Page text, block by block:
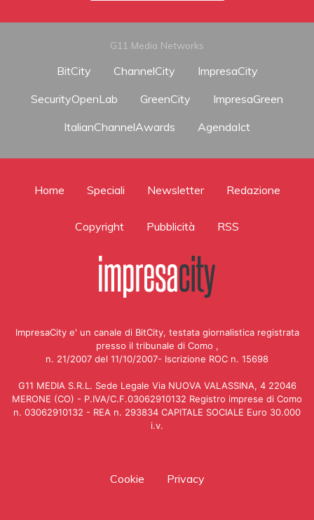
G11 Media Networks
BitCity ChannelCity
ImpresaCity
SecurityOpenLab
GreenCity
ImpresaGreen
ItalianChannelAwards
AgendaIct
Home Speciali Newsletter Redazione
Copyright Pubblicità RSS
ImpresaCity e' un canale di BitCity, testata giornalistica registrata
presso il tribunale di Como ,
n. 21/2007 del 11/10/2007- Iscrizione ROC n. 15698
G11 MEDIA S.R.L. Sede Legale Via NUOVA VALASSINA, 4 22046
MERONE (CO) - P.IVA/C.F.03062910132 Registro imprese di Como
n. 03062910132 - REA n. 293834 CAPITALE SOCIALE Euro 30.000
i.v.
Cookie Privacy